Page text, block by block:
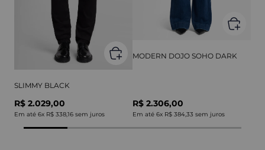
SLIMMY BLACK
R$ 2.029,00
Em até 6x R$ 338,16 sem juros
MODERN DOJO SOHO DARK
R$ 2.306,00
Em até 6x R$ 384,33 sem juros